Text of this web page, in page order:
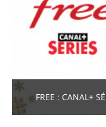
FREE : CANAL+